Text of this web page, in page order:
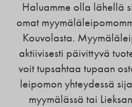
Haluamme olla lähellä
omat
Kouvolasta.
aktiivisesti päivittyvä
voit tupsahtaa tupaan
leipomon yhteydessä
myymälässä tai